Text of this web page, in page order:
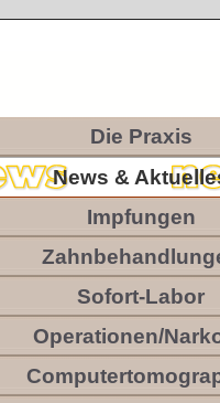
Die Praxis
News &
Impfungen
Sofort-Labor
Operationen/